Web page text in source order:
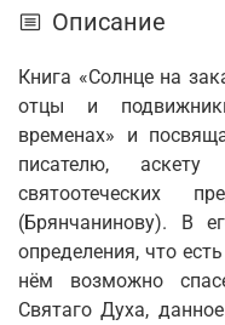
Описание
Книга «Солнце на
отцы и
временах» и
писателю,
святоотеческих
(Брянчанинову). В
определения, что
нём возможно
Святаго Духа,